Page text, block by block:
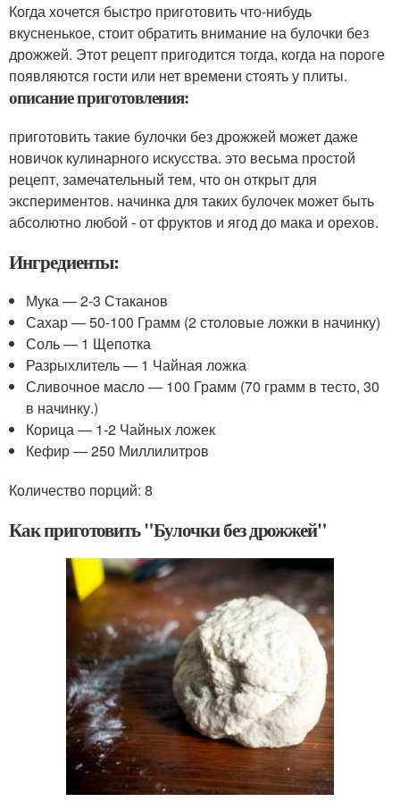
Когда хочется быстро приготовить что-нибудь
вкусненькое, стоит обратить внимание на булочки без
дрожжей. Этот рецепт пригодится тогда, когда на пороге
появляются гости или нет времени стоять у плиты.
описание приготовления:
приготовить такие булочки без дрожжей может даже
новичок кулинарного искусства. это весьма простой
рецепт, замечательный тем, что он открыт для
экспериментов. начинка для таких булочек может быть
абсолютно любой - от фруктов и ягод до мака и орехов.
Ингредиенты:
Мука — 2-3 Стаканов
Сахар — 50-100 Грамм (2 столовые ложки в начинку)
Соль — 1 Щепотка
Разрыхлитель — 1 Чайная ложка
Сливочное масло — 100 Грамм (70 грамм в тесто, 30
в начинку.)
Корица — 1-2 Чайных ложек
Кефир — 250 Миллилитров
Количество порций: 8
Как приготовить "Булочки без дрожжей"